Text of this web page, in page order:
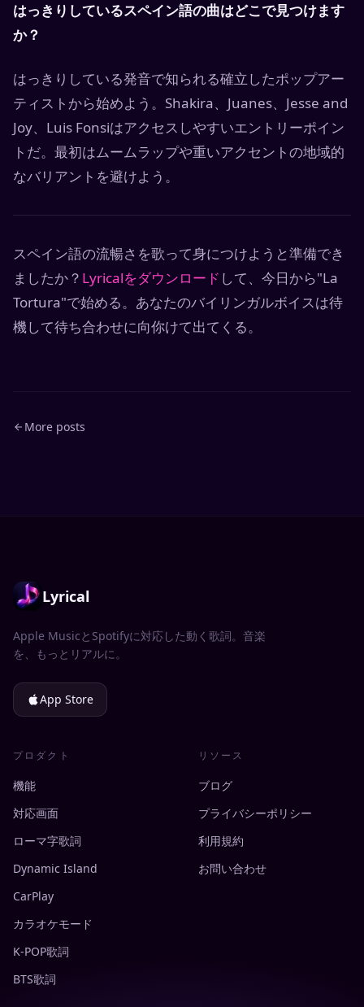
はっきりしているスペイン語の曲はどこで見つけます
か？
はっきりしている発音で知られる確立したポップアー
ティストから始めよう。Shakira、Juanes、Jesse and
Joy、Luis Fonsiはアクセスしやすいエントリーポイン
トだ。最初はムームラップや重いアクセントの地域的
なバリアントを避けよう。
スペイン語の流暢さを歌って身につけようと準備でき
ましたか？ Lyricalをダウンロード して、今日から"La
Tortura"で始める。あなたのバイリンガルボイスは待
機して待ち合わせに向你けて出てくる。
More posts
Lyrical
Apple MusicとSpotifyに対応した動く歌詞。音楽
を、もっとリアルに。
App Store
プロダクト
機能
対応画面
ローマ字歌詞
Dynamic Island
CarPlay
カラオケモード
K-POP歌詞
BTS歌詞
リソース
ブログ
プライバシーポリシー
利用規約
お問い合わせ